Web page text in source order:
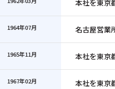
本社を東京
1964年07月 名古屋営業
1965年11月 本社を東京
1967年02月 本社を東京